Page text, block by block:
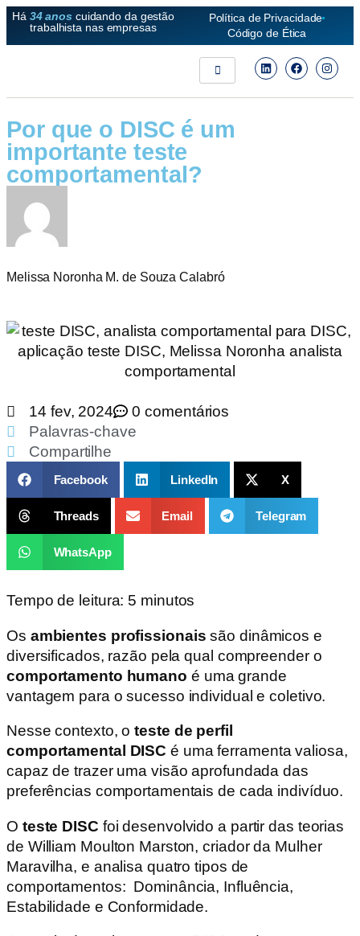
Há 34 anoscuidando da gestão
trabalhista nas empresas
Política de Privacidade
Código de Ética
Por que o DISC é um
importante teste
comportamental?
Melissa Noronha M. de Souza Calabró
14 fev, 2024
0 comentários
Palavras-chave
Compartilhe
Facebook LinkedIn X
Threads Email Telegram
WhatsApp
Tempo de leitura: 5 minutos
Os ambientes profissionais são dinâmicos e
diversificados, razão pela qual compreender o
comportamento humano é uma grande
vantagem para o sucesso individual e coletivo.
Nesse contexto, oteste de perfil
comportamental DISC é uma ferramenta valiosa,
capaz de trazer uma visão aprofundada das
preferências comportamentais de cada indivíduo.
O teste DISC foi desenvolvido a partir das teorias
de William Moulton Marston, criador da Mulher
Maravilha, e analisa quatro tipos de
comportamentos: Dominância, Influência,
Estabilidade e Conformidade.